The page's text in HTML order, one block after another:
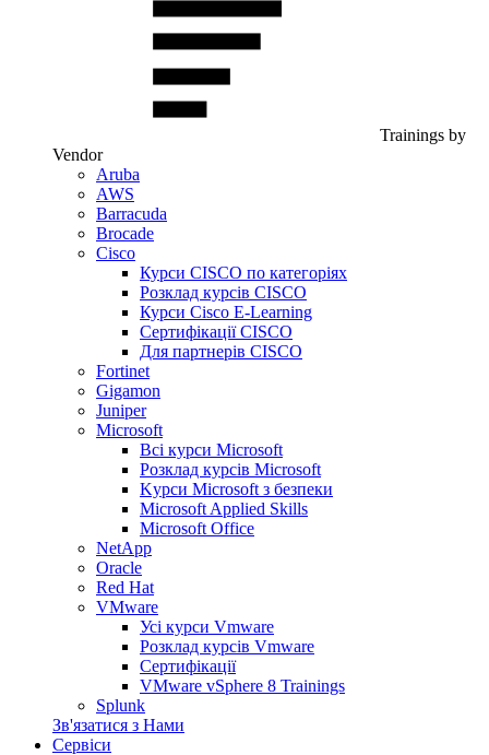
Trainings by
Vendor
Aruba
AWS
Barracuda
Brocade
Cisco
Курси CISCO по категоріях
Розклад курсів CISCO
Курси Cisco E-Learning
Сертифікації CISCO
Для партнерів CISCO
Fortinet
Gigamon
Juniper
Microsoft
Всі курси Microsoft
Розклад курсів Microsoft
Kyрси Microsoft з безпеки
Microsoft Applied Skills
Microsoft Office
NetApp
Oracle
Red Hat
VMware
Усі курси Vmware
Розклад курсів Vmware
Сертифікації
VMware vSphere 8 Trainings
Splunk
Зв'язатися з Нами
Сервіси